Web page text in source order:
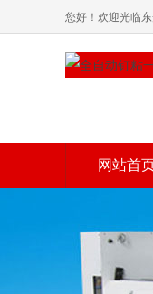
您好！欢迎光临
网站首